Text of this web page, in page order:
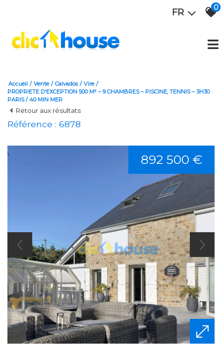
FR 0
Accueil Vente Calvados
Vire
PROPRIETE D'EXCEPTION 500 M² – 9 CHAMBRES – PISCINE, TENNIS – 3H30
PARIS / 40 MIN MER
Retour aux résultats
Référence : 6878
892 500 €